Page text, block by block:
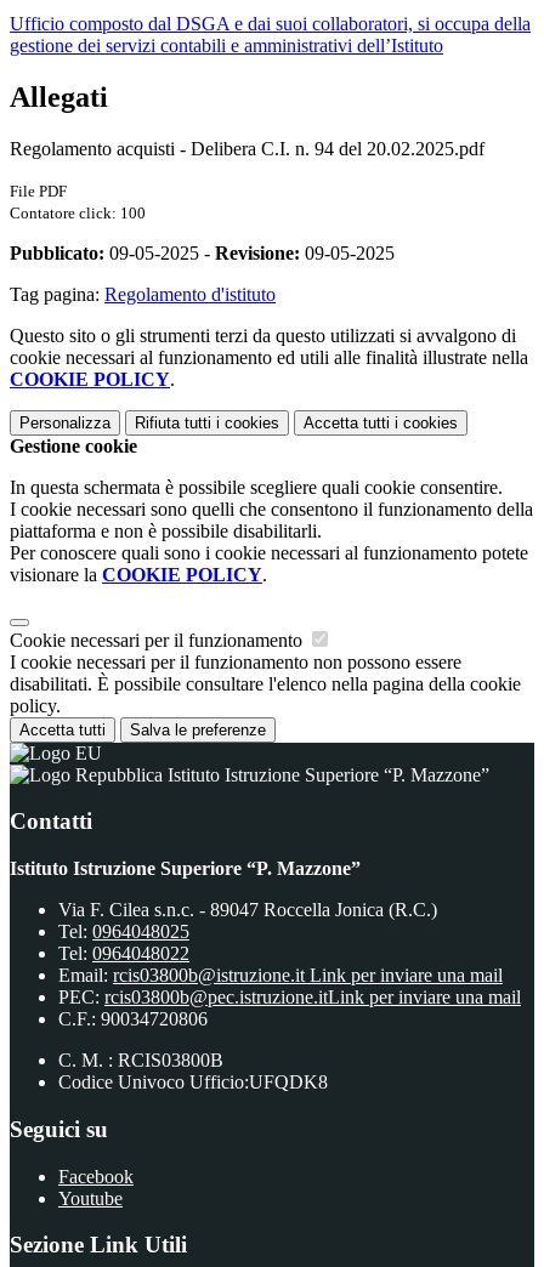
Ufficio composto dal DSGA e dai suoi collaboratori, si occupa della
gestione dei servizi contabili e amministrativi dell’Istituto
Allegati
Regolamento acquisti - Delibera C.I. n. 94 del 20.02.2025.pdf
File PDF
Contatore click: 100
Pubblicato: 09-05-2025 - Revisione: 09-05-2025
Tag pagina: Regolamento d'istituto
Questo sito o gli strumenti terzi da questo utilizzati si avvalgono di
cookie necessari al funzionamento ed utili alle finalità illustrate nella
COOKIE POLICY.
Personalizza Rifiuta tutti i cookies Accetta tutti i cookies
Gestione cookie
In questa schermata è possibile scegliere quali cookie consentire.
I cookie necessari sono quelli che consentono il funzionamento della
piattaforma e non è possibile disabilitarli.
Per conoscere quali sono i cookie necessari al funzionamento potete
visionare la COOKIE POLICY.
Cookie necessari per il funzionamento
I cookie necessari per il funzionamento non possono essere
disabilitati. È possibile consultare l'elenco nella pagina della cookie
policy.
Accetta tutti Salva le preferenze
Istituto Istruzione Superiore “P. Mazzone”
Contatti
Istituto Istruzione Superiore “P. Mazzone”
Via F. Cilea s.n.c. - 89047 Roccella Jonica (R.C.)
Tel: 0964048025
Tel: 0964048022
Email: rcis03800b@istruzione.it Link per inviare una mail
PEC: rcis03800b@pec.istruzione.itLink per inviare una mail
C.F.: 90034720806
C. M. : RCIS03800B
Codice Univoco Ufficio:UFQDK8
Seguici su
Facebook
Youtube
Sezione Link Utili